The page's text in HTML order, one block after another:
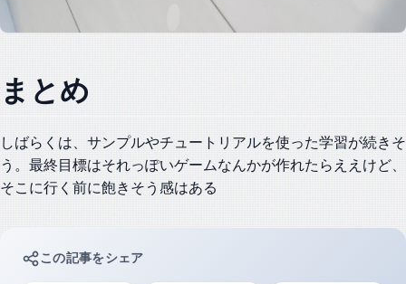
まとめ
しばらくは、サンプルやチュートリアルを使った学習が続きそ
う。最終目標はそれっぽいゲームなんかが作れたらええけど、
そこに行く前に飽きそう感はある
この記事をシェア